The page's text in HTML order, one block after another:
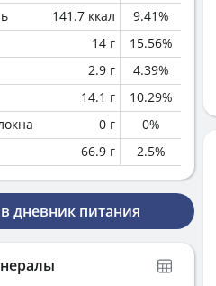
141.7 ккал 9.41%
14 г 15.56%
2.9 г 4.39%
14.1 г 10.29%
0 г 0%
66.9 г 2.5%
дневник питания